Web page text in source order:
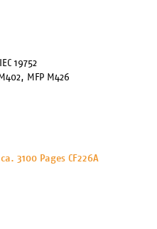
19752
MFP M426
3100 Pages CF226A